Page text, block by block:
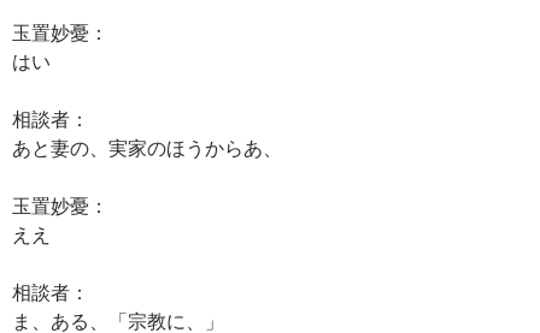
玉置妙憂：
はい
相談者：
あと妻の、実家のほうからあ、
玉置妙憂：
ええ
相談者：
ま、ある、「宗教に、」